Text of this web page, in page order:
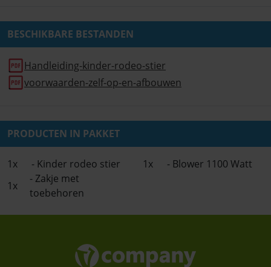
BESCHIKBARE BESTANDEN
Handleiding-kinder-rodeo-stier
voorwaarden-zelf-op-en-afbouwen
PRODUCTEN IN PAKKET
1x - Kinder rodeo stier 1x
- Blower 1100 Watt
1x
- Zakje met
toebehoren